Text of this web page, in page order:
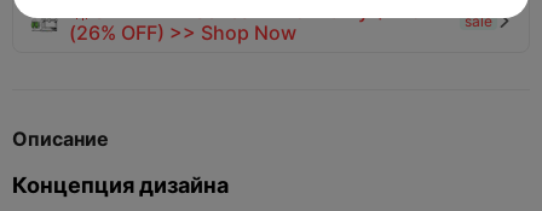
(26% OFF) >> Shop Now
sale 
Описание
Концепция дизайна